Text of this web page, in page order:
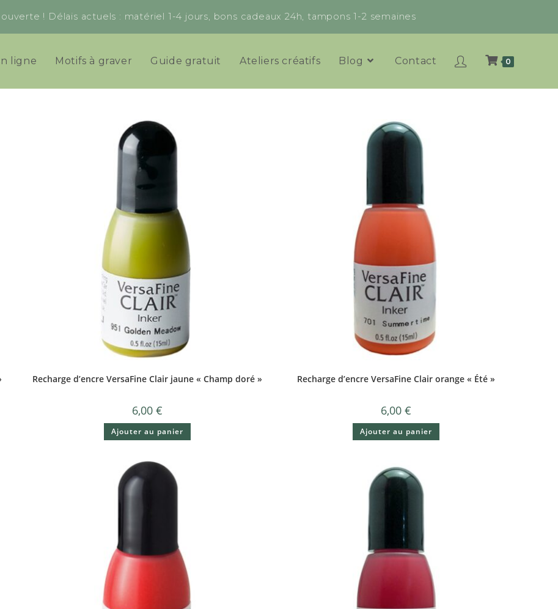
! Délais actuels : matériel 1-4 jours, bons cadeaux 24h, tampons 1-2 semaines
ligne Motifs à graver Guide gratuit Ateliers créatifs Blog Contact 0
Recharge d’encre VersaFine Clair jaune « Champ doré »
6,00 €
Ajouter au panier
Recharge d’encre VersaFine Clair orange « Été »
6,00 €
Ajouter au panier